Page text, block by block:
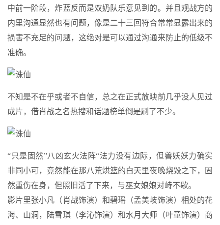
中前一阶段，炸蓝反而是双奶队乐意见到的。并且观战方的
内里沟通显然也有问题，像是二十三回符合常常显露出来的
损害不充足的问题，这绝对是可以通过沟通来防止的低级不
准确。
不知是不在乎或者不自信，总之在正式放映前几乎没人见过
成片，借肖战之名热搜和话题榜单倒是刷了不少。
“只是固然”八凶玄火法阵“法力没有边际，但兽妖妖力确实
非同小可，竟然能在那八荒烘篮的白天里夜晚烧毁之下，固
然重伤在身，但照旧活了下来，与巫女娘娘对峙不歇。
影片里张小凡（肖战饰演）和碧瑶（孟美岐饰演）相处的花
海、山洞，陆雪琪（李沁饰演）和水月大师（叶童饰演）商